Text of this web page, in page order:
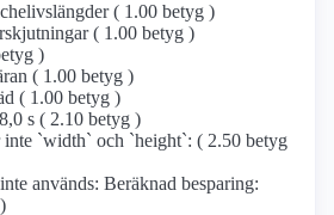
( 1.00 betyg )
( 1.00 betyg )
)
( 1.00 betyg )
( 1.00 betyg )
s ( 2.10 betyg )
`width` och `height`: ( 2.50 betyg
används: Beräknad besparing: